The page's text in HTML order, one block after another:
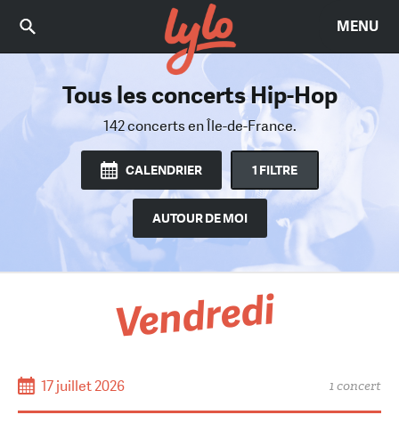
MENU
Tous les concerts Hip-Hop
142 concertsen Île-de-France.
Trouvez le bon concert
Parmi 2344 concertsen Île-de-France.
CALENDRIER 1 FILTRE
AUTOUR DE MOI
Vendredi
17 juillet 2026 1 concert